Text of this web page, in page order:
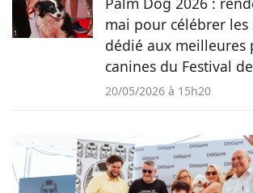
mai pour célébrer
dédié aux meilleures
canines du Festival
20/05/2026 à 15h20